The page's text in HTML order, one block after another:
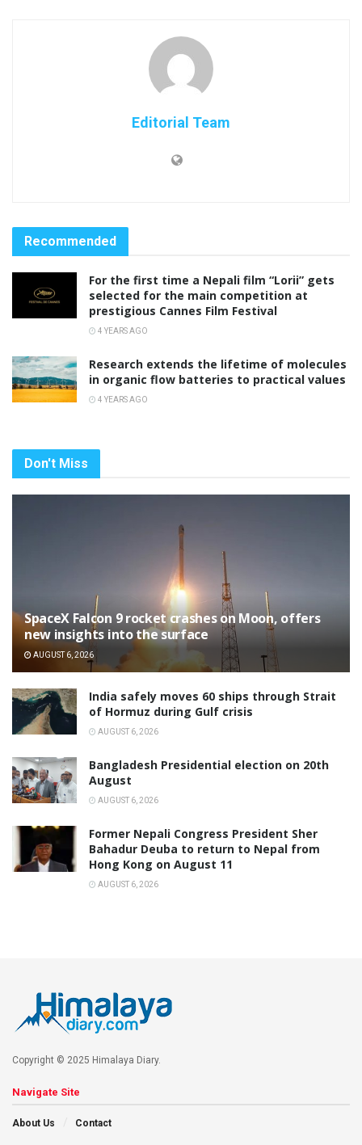
Editorial Team
Recommended
For the first time a Nepali film “Lorii” gets
selected for the main competition at
prestigious Cannes Film Festival
4 YEARS AGO
Research extends the lifetime of molecules
in organic flow batteries to practical values
4 YEARS AGO
Don't Miss
SpaceX Falcon 9 rocket crashes on Moon, offers
new insights into the surface
AUGUST 6, 2026
India safely moves 60 ships through Strait
of Hormuz during Gulf crisis
AUGUST 6, 2026
Bangladesh Presidential election on 20th
August
AUGUST 6, 2026
Former Nepali Congress President Sher
Bahadur Deuba to return to Nepal from
Hong Kong on August 11
AUGUST 6, 2026
Copyright © 2025 Himalaya Diary.
Navigate Site
About Us Contact